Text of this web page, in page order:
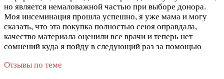
но является немаловажной частью при выборе донора.
Моя инсеминация прошла успешно, я уже мама и могу
сказать, что эта покупка полностью сеюя оправдала,
качество материала оценили все врачи и теперь нет
сомнений куда я пойду в следующий раз за помощью
Отзывы по теме